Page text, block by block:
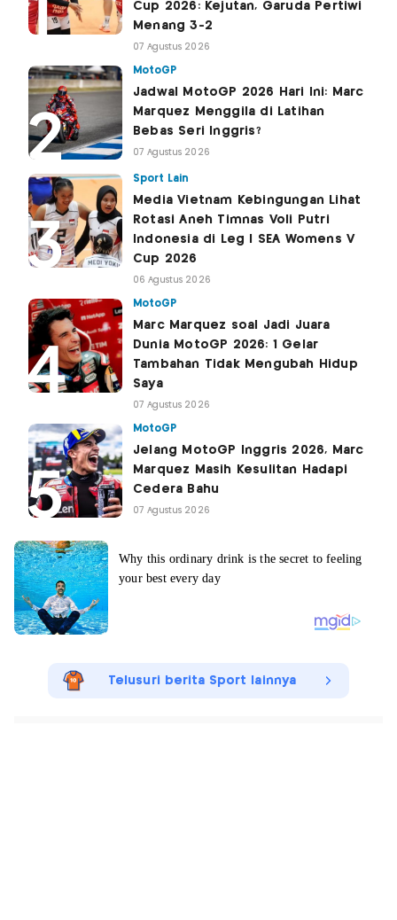
Cup 2026: Kejutan, Garuda Pertiwi
Menang 3-2
07 Agustus 2026
MotoGP
Jadwal MotoGP 2026 Hari Ini: Marc
Marquez Menggila di Latihan
Bebas Seri Inggris?
07 Agustus 2026
Sport Lain
Media Vietnam Kebingungan Lihat
Rotasi Aneh Timnas Voli Putri
Indonesia di Leg I SEA Womens V
Cup 2026
06 Agustus 2026
MotoGP
Marc Marquez soal Jadi Juara
Dunia MotoGP 2026: 1 Gelar
Tambahan Tidak Mengubah Hidup
Saya
07 Agustus 2026
MotoGP
Jelang MotoGP Inggris 2026, Marc
Marquez Masih Kesulitan Hadapi
Cedera Bahu
07 Agustus 2026
Telusuri berita Sport lainnya